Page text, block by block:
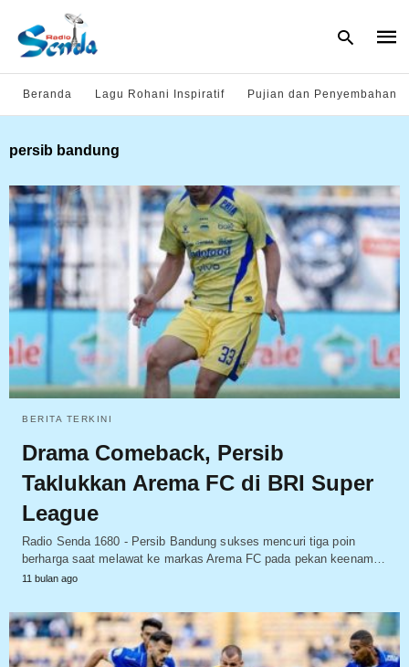
and
hit
Beranda Lagu Rohani Inspiratif Pujian dan Penyembahan
persib bandung
BERITA TERKINI
Drama Comeback, Persib
Taklukkan Arema FC di BRI Super
League
Radio Senda 1680 - Persib Bandung sukses mencuri tiga poin
berharga saat melawat ke markas Arema FC pada pekan keenam…
11 bulan ago